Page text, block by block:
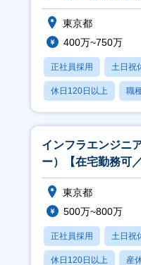
均残業約12時間／
可】東京都
400万~750万
正社員採用 土日祝
休日120日以上 職
産休・育休あり
インフラエンジニ
ー）【在宅勤務可
れる】
東京都
500万~800万
正社員採用 土日祝
休日120日以上 産